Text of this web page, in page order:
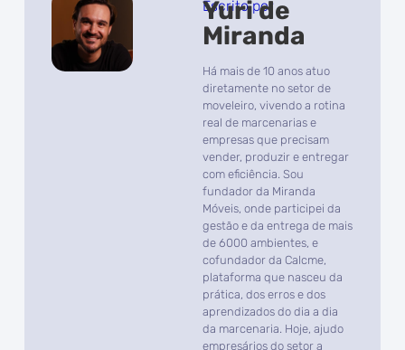
Escrito por
Yuri de
Miranda
Há mais de 10 anos atuo
diretamente no setor de
moveleiro, vivendo a rotina
real de marcenarias e
empresas que precisam
vender, produzir e entregar
com eficiência. Sou
fundador da Miranda
Móveis, onde participei da
gestão e da entrega de mais
de 6000 ambientes, e
cofundador da Calcme,
plataforma que nasceu da
prática, dos erros e dos
aprendizados do dia a dia
da marcenaria. Hoje, ajudo
empresários do setor a